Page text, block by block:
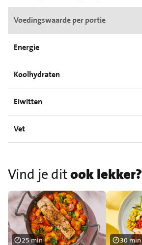
Voedingswaarde per portie
Energie
Koolhydraten
Eiwitten
Vet
Vind je ditook lekker?
25 min 30 min